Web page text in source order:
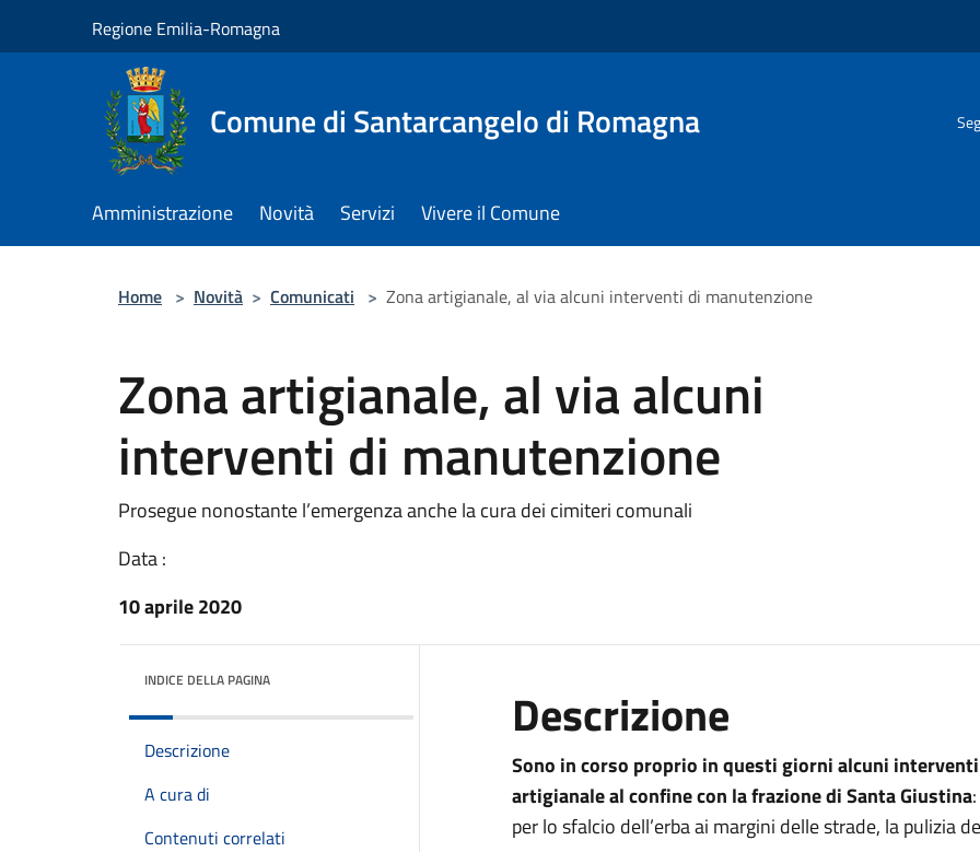
Regione Emilia-Romagna
Comune di Santarcangelo di Romagna
Amministrazione Novità Servizi Vivere il Comune
Home > Novità > Comunicati > Zona artigianale, al via alcuni interventi di manutenzione
Zona artigianale, al via alcuni
interventi di manutenzione
Prosegue nonostante l’emergenza anche la cura dei cimiteri comunali
Data :
10 aprile 2020
INDICE DELLA PAGINA
Descrizione
A cura di
Contenuti correlati
Descrizione
Sono in corso proprio in questi giorni alcuni
artigianale al confine con la frazione di Santa Giustina
per lo sfalcio dell’erba ai margini delle strade, la pulizia